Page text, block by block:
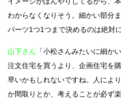
わからなくなりそう。細かい部分
パーツ1つ1つまで決めるのは絶対
山下さん 「小松さんみたいに細か
注文住宅を買うより、企画住宅を
早いかもしれないですね。人によ
か間取りとか、考えることが必ず